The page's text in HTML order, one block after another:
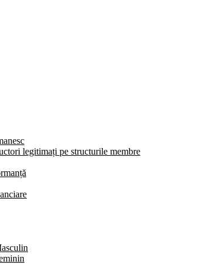
legitimați pe structurile membre